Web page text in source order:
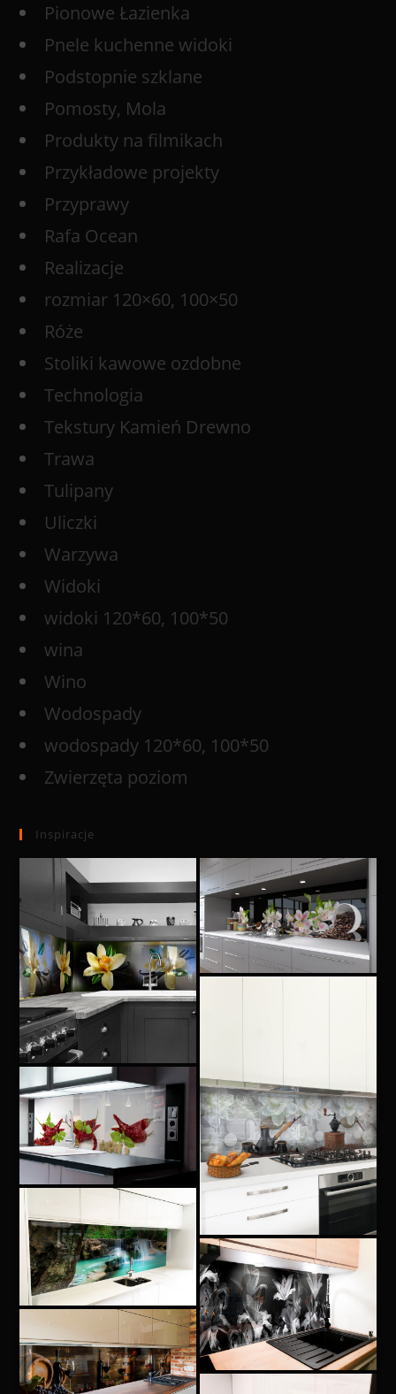
Pionowe Łazienka
Pnele kuchenne widoki
Podstopnie szklane
Pomosty, Mola
Produkty na filmikach
Przykładowe projekty
Przyprawy
Rafa Ocean
Realizacje
rozmiar 120×60, 100×50
Róże
Stoliki kawowe ozdobne
Technologia
Tekstury Kamień Drewno
Trawa
Tulipany
Uliczki
Warzywa
Widoki
widoki 120*60, 100*50
wina
Wino
Wodospady
wodospady 120*60, 100*50
Zwierzęta poziom
Inspiracje